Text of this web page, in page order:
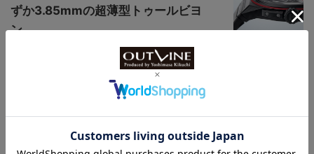
ずか3.85mmの超薄型トゥールビヨ
ン...